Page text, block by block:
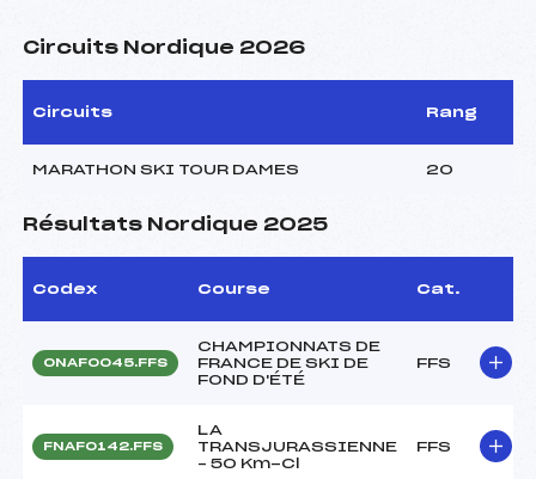
Circuits Nordique 2026
Circuits Rang
MARATHON SKI TOUR DAMES 20
Résultats Nordique 2025
Codex Course Cat.
ONAF0045.FFS
CHAMPIONNATS DE
FRANCE DE SKI DE
FOND D'ÉTÉ
FFS
FNAF0142.FFS
LA
TRANSJURASSIENNE
– 50 Km-Cl
FFS